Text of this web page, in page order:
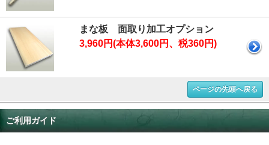
まな板 面取り加工オプション
3,960円(本体3,600円、税360円)
ページの先頭へ戻る
ご利用ガイド